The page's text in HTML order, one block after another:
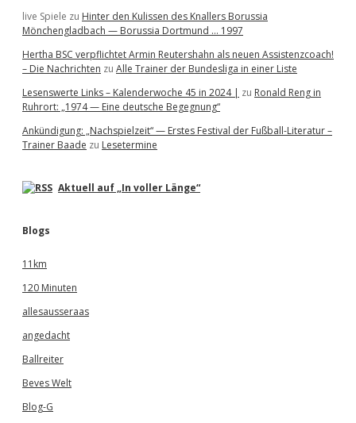
live Spiele zu Hinter den Kulissen des Knallers Borussia
Mönchengladbach — Borussia Dortmund … 1997
Hertha BSC verpflichtet Armin Reutershahn als neuen Assistenzcoach!
– Die Nachrichten zu Alle Trainer der Bundesliga in einer Liste
Lesenswerte Links – Kalenderwoche 45 in 2024 | zu Ronald Reng in
Ruhrort: „1974 — Eine deutsche Begegnung“
Ankündigung: „Nachspielzeit“ — Erstes Festival der Fußball-Literatur –
Trainer Baade zu Lesetermine
Aktuell auf „In voller Länge“
Blogs
11km
120 Minuten
allesausseraas
angedacht
Ballreiter
Beves Welt
Blog-G